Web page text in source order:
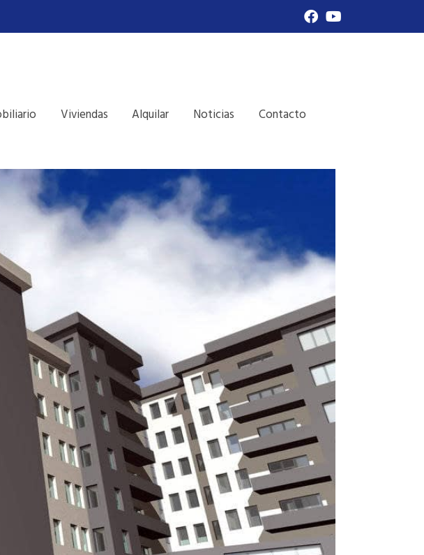
Viviendas Alquilar Noticias Contacto